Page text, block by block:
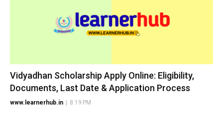
Vidyadhan Scholarship Apply Online: Eligibility,
Documents, Last Date & Application Process
www.learnerhub.in 8:19 PM